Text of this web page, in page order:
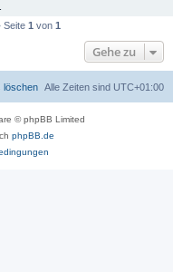
Seite 1 von 1
Gehe zu
Alle Zeiten sind UTC+01:00
löschen
© phpBB Limited
phpBB.de